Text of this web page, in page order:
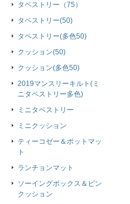
タペストリー（75）
タペストリー(50)
タペストリー(多色50)
クッション(50)
クッション(多色50)
2019マンスリーキルト(ミ
ニタペストリー多色)
ミニタペストリー
ミニクッション
ティーコゼー＆ポットマッ
ト
ランチョンマット
ソーイングボックス＆ピン
クッション